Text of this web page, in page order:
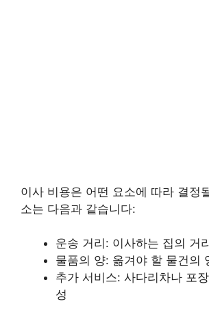
이사 비용은 어떤 요소에 따라 결정
소는 다음과 같습니다:
운송 거리: 이사하는 집의 거
물품의 양: 옮겨야 할 물건의
추가 서비스: 사다리차나 포
성